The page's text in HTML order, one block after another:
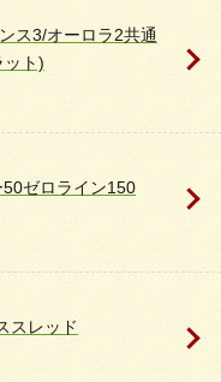
ス3/オーロラ2共通
ット)
ゼロライン150
スレッド